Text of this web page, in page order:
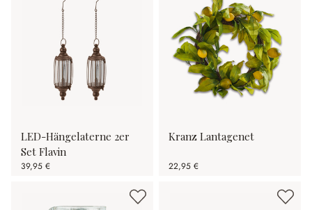
LED-Hängelaterne 2er
Set Flavin
39,95 €
Kranz Lantagenet
22,95 €